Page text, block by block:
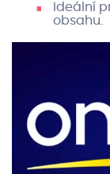
Ideální
obsahu.